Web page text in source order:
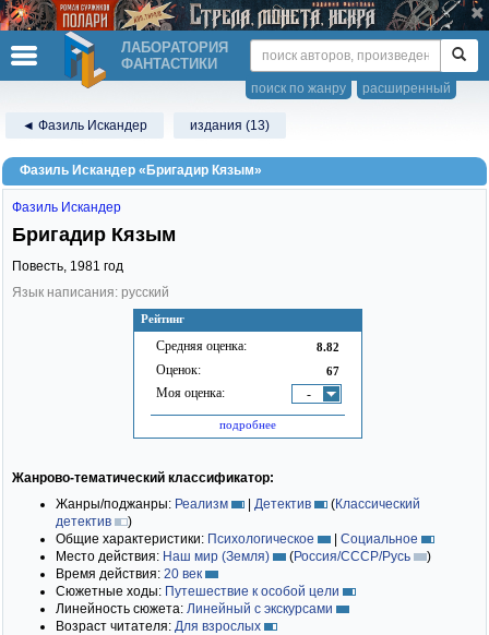
ЛАБОРАТОРИЯ
ФАНТАСТИКИ
расширенный
поиск по жанру
◄ Фазиль Искандер издания (13)
Фазиль Искандер «Бригадир Кязым»
Рейтинг
Средняя оценка: 8.82
Оценок: 67
Моя оценка: -
подробнее
Фазиль Искандер
Бригадир Кязым
Повесть, 1981 год
Язык написания: русский
Жанрово-тематический классификатор:
Жанры/поджанры: Реализм | Детектив (Классический
детектив
)
Общие характеристики: Психологическое | Социальное
Место действия: Наш мир (Земля) (Россия/СССР/Русь
)
Время действия: 20 век
Сюжетные ходы: Путешествие к особой цели
Линейность сюжета: Линейный с экскурсами
Возраст читателя: Для взрослых